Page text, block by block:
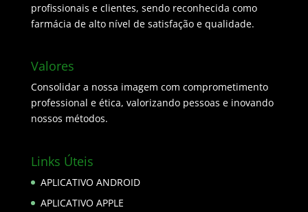
profissionais e clientes, sendo reconhecida como
farmácia de alto nível de satisfação e qualidade.
Valores
Consolidar a nossa imagem com comprometimento
professional e ética, valorizando pessoas e inovando
nossos métodos.
Links Úteis
APLICATIVO ANDROID
APLICATIVO APPLE